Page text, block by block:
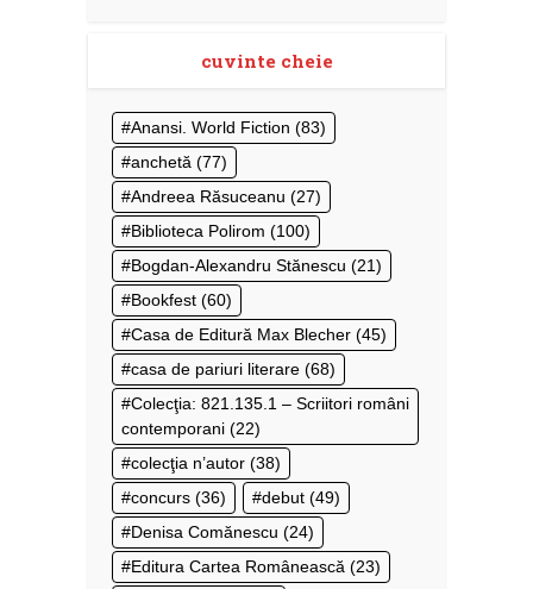
cuvinte cheie
Anansi. World Fiction (83)
anchetă (77)
Andreea Răsuceanu (27)
Biblioteca Polirom (100)
Bogdan-Alexandru Stănescu (21)
Bookfest (60)
Casa de Editură Max Blecher (45)
casa de pariuri literare (68)
Colecţia: 821.135.1 – Scriitori români
contemporani (22)
colecţia n’autor (38)
concurs (36) debut (49)
Denisa Comănescu (24)
Editura Cartea Românească (23)